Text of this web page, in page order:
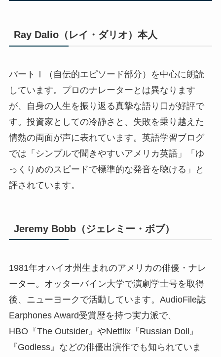
Ray Dalio（レイ・ダリオ）本人
パートⅠ（自伝的エピソード部分）を中心に朗読
しています。プロのナレーターとは異なります
が、自身の人生を振り返る真摯な語り口が好評で
す。投資家としての冷静さと、失敗を乗り越えた
情熱の両面が声に表れています。英語学習ブログ
では「シンプルで聞きやすいアメリカ英語」「ゆ
っくりめのスピードで標準的な発音を聴ける」と
評されています。
Jeremy Bobb（ジェレミー・ボブ）
1981年オハイオ州生まれのアメリカの俳優・ナレ
ーター。オッターバイン大学で演劇学士号を取得
後、ニューヨークで活動しています。AudioFile誌
Earphones Award受賞歴を持つ実力派で、
HBO『The Outsider』やNetflix『Russian Doll』
『Godless』などの俳優出演作でも知られていま